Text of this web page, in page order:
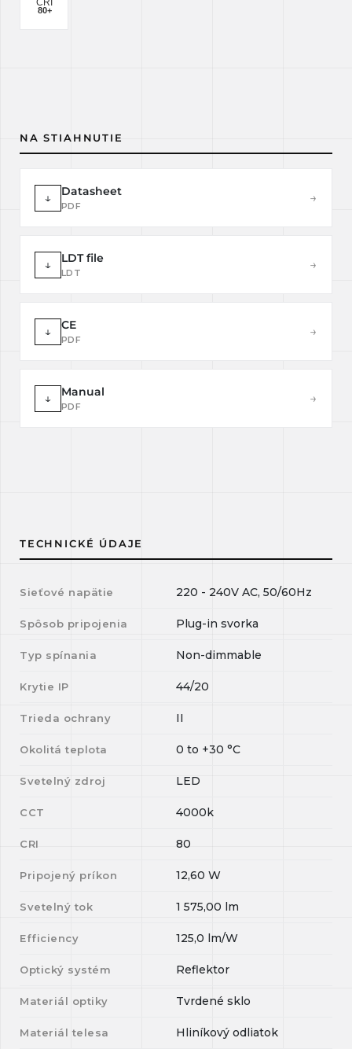
NA STIAHNUTIE
↓ Datasheet
PDF
→
↓ LDT file
LDT
→
↓ CE
PDF
→
↓ Manual
PDF
→
TECHNICKÉ ÚDAJE
Sieťové napätie 220 - 240V AC, 50/60Hz
Spôsob pripojenia Plug-in svorka
Typ spínania Non-dimmable
Krytie IP 44/20
Trieda ochrany II
Okolitá teplota 0 to +30 °C
Svetelný zdroj LED
CCT 4000k
CRI 80
Pripojený príkon 12,60 W
Svetelný tok 1 575,00 lm
Efficiency 125,0 lm/W
Optický systém Reflektor
Materiál optiky Tvrdené sklo
Materiál telesa Hliníkový odliatok